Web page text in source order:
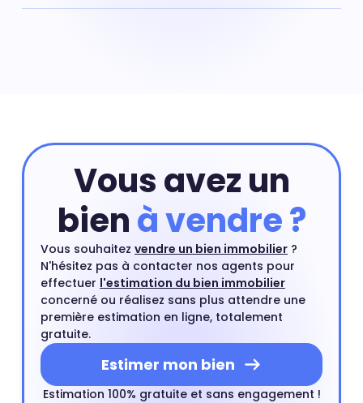
du quartier.
Vous avez un
bienà vendre ?
Vous souhaitez vendre un bien immobilier ?
N'hésitez pas à contacter nos agents pour
effectuer l'estimation du bien immobilier
concerné ou réalisez sans plus attendre une
première estimation en ligne, totalement
gratuite.
Estimer mon bien
Estimation 100% gratuite et sans engagement !